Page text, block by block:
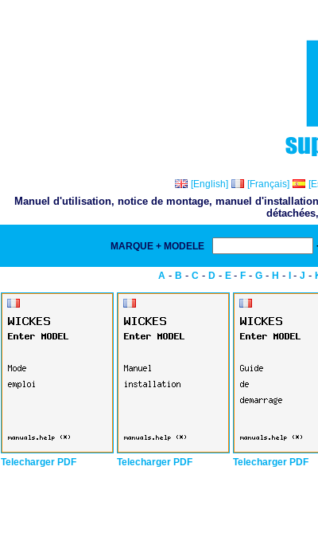
[English]
[Français]
Manuel d'utilisation, notice de montage, manuel
MARQUE + MODELE
A - B - C - D - E - F - G - H - - J -
Telecharger PDF Telecharger PDF Telecharger PDF